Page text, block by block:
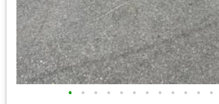
• • • • • • • • • • • •